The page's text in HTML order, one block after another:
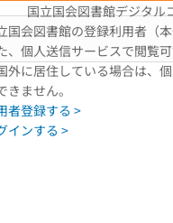
国立国会図書館デジタル
国会図書館の登録利用者（
、個人送信サービスで閲覧
外に居住している場合は、
きません。
者登録する >
インする >